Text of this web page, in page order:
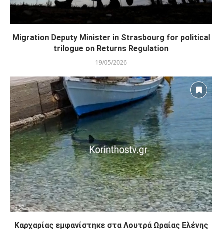
Migration Deputy Minister in Strasbourg for political
trilogue on Returns Regulation
19/05/2026
Καρχαρίας εμφανίστηκε στα Λουτρά Ωραίας Ελένης